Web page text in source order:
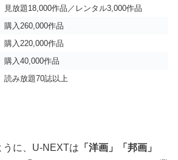
見放題18,000作品／レンタル3,000作品
購入260,000作品
購入220,000作品
購入40,000作品
読み放題70誌以上
うに、U-NEXTは 「洋画」「邦画」